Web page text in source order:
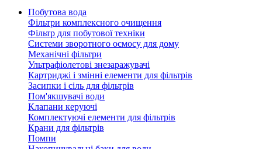
Побутова вода
Фільтри комплексного очищення
Фільтр для побутової техніки
Системи зворотного осмосу для дому
Механічні фільтри
Ультрафіолетові знезаражувачі
Картриджі і змінні елементи для фільтрів
Засипки і сіль для фільтрів
Пом'якшувачі води
Клапани керуючі
Комплектуючі елементи для фільтрів
Крани для фільтрів
Помпи